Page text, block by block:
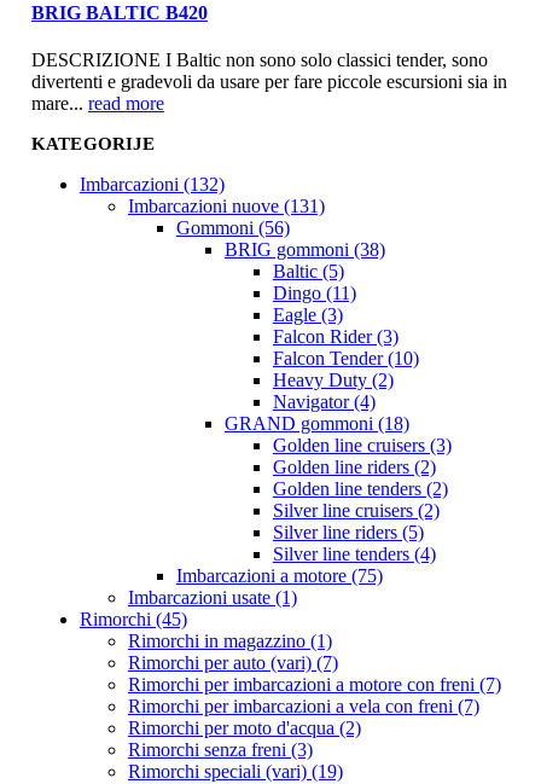
BRIG BALTIC B420
DESCRIZIONE I Baltic non sono solo classici tender, sono
divertenti e gradevoli da usare per fare piccole escursioni sia in
mare... read more
KATEGORIJE
Imbarcazioni (132)
Imbarcazioni nuove (131)
Gommoni (56)
BRIG gommoni (38)
Baltic (5)
Dingo (11)
Eagle (3)
Falcon Rider (3)
Falcon Tender (10)
Heavy Duty (2)
Navigator (4)
GRAND gommoni (18)
Golden line cruisers (3)
Golden line riders (2)
Golden line tenders (2)
Silver line cruisers (2)
Silver line riders (5)
Silver line tenders (4)
Imbarcazioni a motore (75)
Imbarcazioni usate (1)
Rimorchi (45)
Rimorchi in magazzino (1)
Rimorchi per auto (vari) (7)
Rimorchi per imbarcazioni a motore con freni (7)
Rimorchi per imbarcazioni a vela con freni (7)
Rimorchi per moto d'acqua (2)
Rimorchi senza freni (3)
Rimorchi speciali (vari) (19)